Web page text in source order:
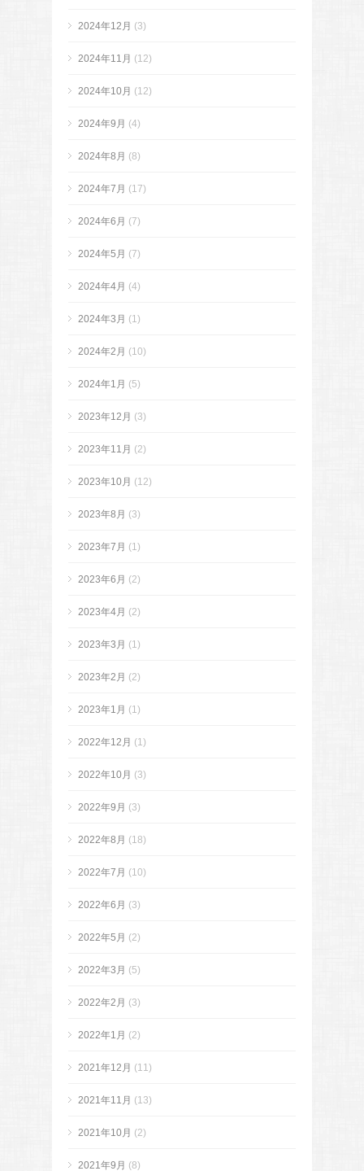
2024年12月 (3)
2024年11月 (12)
2024年10月 (12)
2024年9月 (4)
2024年8月 (8)
2024年7月 (17)
2024年6月 (7)
2024年5月 (7)
2024年4月 (4)
2024年3月 (1)
2024年2月 (10)
2024年1月 (5)
2023年12月 (3)
2023年11月 (2)
2023年10月 (12)
2023年8月 (3)
2023年7月 (1)
2023年6月 (2)
2023年4月 (2)
2023年3月 (1)
2023年2月 (2)
2023年1月 (1)
2022年12月 (1)
2022年10月 (3)
2022年9月 (3)
2022年8月 (18)
2022年7月 (10)
2022年6月 (3)
2022年5月 (2)
2022年3月 (5)
2022年2月 (3)
2022年1月 (2)
2021年12月 (11)
2021年11月 (13)
2021年10月 (2)
2021年9月 (8)